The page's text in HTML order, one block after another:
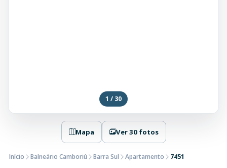
1 / 30
Mapa Ver 30 fotos
Início Balneário Camboriú Barra Sul Apartamento 7451